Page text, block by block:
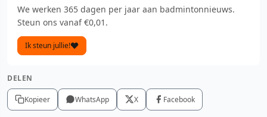
We werken 365 dagen per jaar aan badmintonnieuws.
Steun ons vanaf €0,01.
Ik steun jullie!
DELEN
Kopieer WhatsApp X Facebook